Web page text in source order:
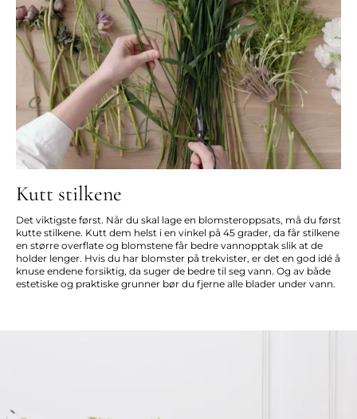
Kutt stilkene
Det viktigste først. Når du skal lage en blomsteroppsats, må du først
kutte stilkene. Kutt dem helst i en vinkel på 45 grader, da får stilkene
en større overflate og blomstene får bedre vannopptak slik at de
holder lenger. Hvis du har blomster på trekvister, er det en god idé å
knuse endene forsiktig, da suger de bedre til seg vann. Og av både
estetiske og praktiske grunner bør du fjerne alle blader under vann.